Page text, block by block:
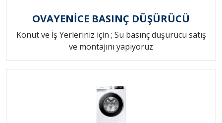
OVAYENİCE BASINÇ DÜŞÜRÜCÜ
Konut ve İş Yerleriniz için ; Su basınç düşürücü satış
ve montajını yapıyoruz